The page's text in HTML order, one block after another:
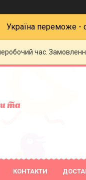
Україна переможе -
час.
та
КОНТАКТИ